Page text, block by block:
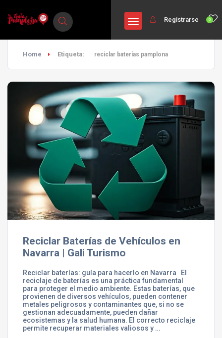
0
Registrarse
Home Etiqueta: reciclar baterías pamplona
Reciclar Baterías de Vehículos en
Navarra | Gali Turismo
Reciclar baterías: guía para hacerlo en Navarra El
reciclaje de baterías es una práctica fundamental
para proteger el medio ambiente. Estas baterías, que
provienen de diversos vehículos, pueden contener
metales peligrosos y contaminantes que, si no se
gestionan adecuadamente, pueden dañar
ecosistemas y la salud humana. El correcto reciclaje
permite recuperar materiales valiosos y …